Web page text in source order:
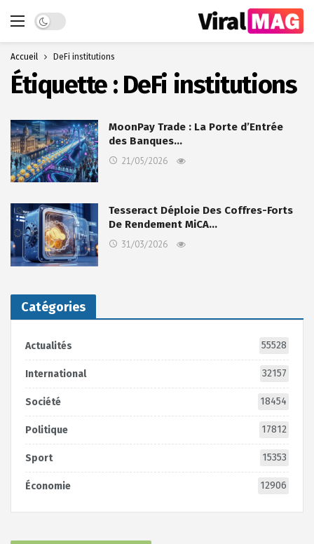
Dark mode
Accueil DeFi institutions
Étiquette : DeFi institutions
MoonPay Trade : La Porte d’Entrée
des Banques…
21/05/2026
Tesseract Déploie Des Coffres-Forts
De Rendement MiCA…
31/03/2026
Catégories
Actualités 55528
International 32157
Société 18454
Politique 17812
Sport 15353
Économie 12906